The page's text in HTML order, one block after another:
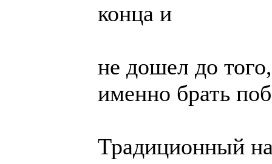
конца и
не дошел до
именно брать
Традиционный